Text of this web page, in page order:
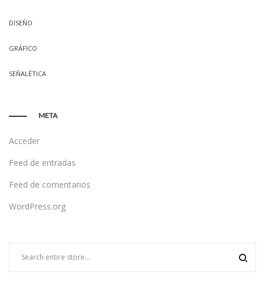
DISEÑO
GRÁFICO
SEÑALÉTICA
META
Acceder
Feed de entradas
Feed de comentarios
WordPress.org